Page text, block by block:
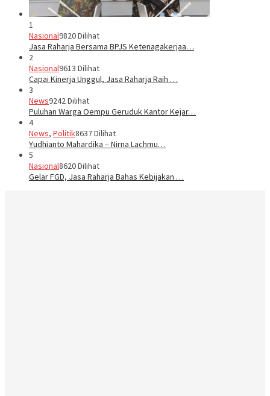
1
Nasional9820 Dilihat
Jasa Raharja Bersama BPJS Ketenagakerjaa…
2
Nasional9613 Dilihat
Capai Kinerja Unggul, Jasa Raharja Raih …
3
News9242 Dilihat
Puluhan Warga Oempu Geruduk Kantor Kejar…
4
News, Politik8637 Dilihat
Yudhianto Mahardika – Nirna Lachmu…
5
Nasional8620 Dilihat
Gelar FGD, Jasa Raharja Bahas Kebijakan …